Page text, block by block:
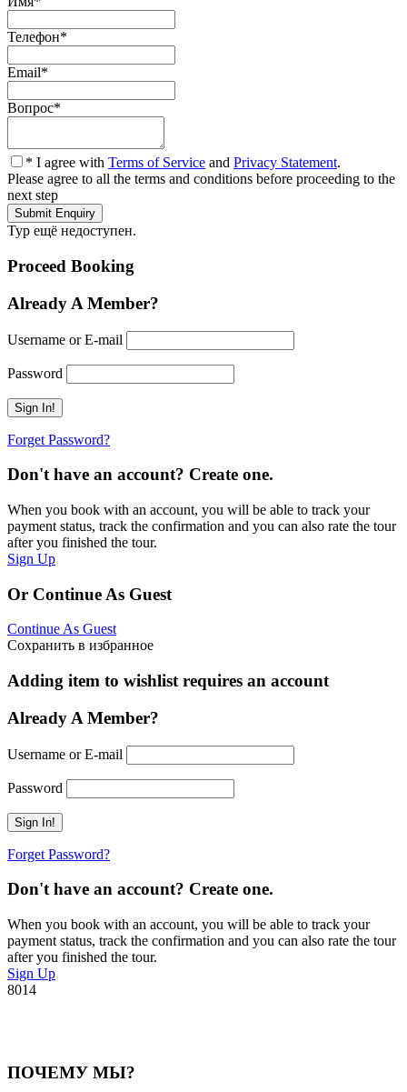
Телефон*
Email*
Вопрос*
* I agree with Terms of Service and Privacy Statement.
Please agree to all the terms and conditions before proceeding to the
next step
Тур ещё недоступен.
Proceed Booking
Already A Member?
Username or E-mail
Password
Forget Password?
Don't have an account? Create one.
When you book with an account, you will be able to track your
payment status, track the confirmation and you can also rate the tour
after you finished the tour.
Sign Up
Or Continue As Guest
Continue As Guest
Сохранить в избранное
Adding item to wishlist requires an account
Already A Member?
Username or E-mail
Password
Forget Password?
Don't have an account? Create one.
When you book with an account, you will be able to track your
payment status, track the confirmation and you can also rate the tour
after you finished the tour.
Sign Up
8014
ПОЧЕМУ МЫ?